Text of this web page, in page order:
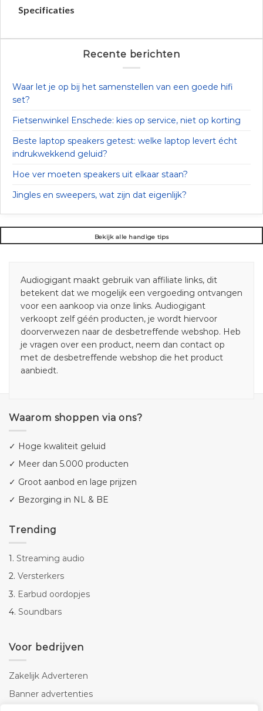
Specificaties
Recente berichten
Waar let je op bij het samenstellen van een goede hifi
set?
Fietsenwinkel Enschede: kies op service, niet op korting
Beste laptop speakers getest: welke laptop levert écht
indrukwekkend geluid?
Hoe ver moeten speakers uit elkaar staan?
Jingles en sweepers, wat zijn dat eigenlijk?
Bekijk alle handige tips
Audiogigant maakt gebruik van affiliate links, dit
betekent dat we mogelijk een vergoeding ontvangen
voor een aankoop via onze links. Audiogigant
verkoopt zelf géén producten, je wordt hiervoor
doorverwezen naar de desbetreffende webshop. Heb
je vragen over een product, neem dan contact op
met de desbetreffende webshop die het product
aanbiedt.
Waarom shoppen via ons?
✓ Hoge kwaliteit geluid
✓ Meer dan 5.000 producten
✓ Groot aanbod en lage prijzen
✓ Bezorging in NL & BE
Trending
1. Streaming audio
2. Versterkers
3. Earbud oordopjes
4. Soundbars
Voor bedrijven
Zakelijk Adverteren
Banner advertenties